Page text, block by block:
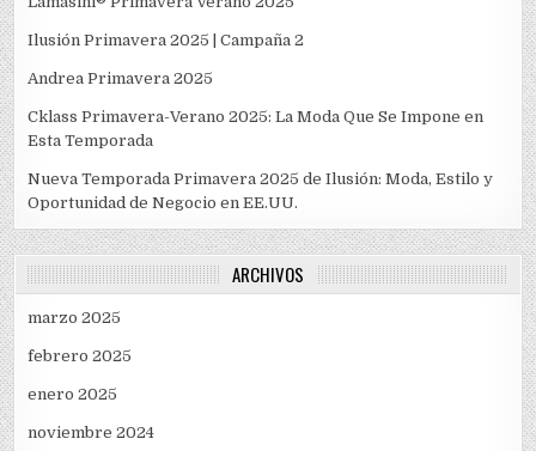
Ilusión Primavera 2025 | Campaña 2
Andrea Primavera 2025
Cklass Primavera-Verano 2025: La Moda Que Se Impone en
Esta Temporada
Nueva Temporada Primavera 2025 de Ilusión: Moda, Estilo y
Oportunidad de Negocio en EE.UU.
ARCHIVOS
marzo 2025
febrero 2025
enero 2025
noviembre 2024